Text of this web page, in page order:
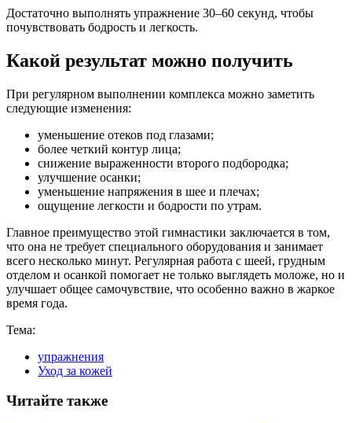
Достаточно выполнять упражнение 30–60 секунд, чтобы
почувствовать бодрость и легкость.
Какой результат можно получить
При регулярном выполнении комплекса можно заметить
следующие изменения:
уменьшение отеков под глазами;
более четкий контур лица;
снижение выраженности второго подбородка;
улучшение осанки;
уменьшение напряжения в шее и плечах;
ощущение легкости и бодрости по утрам.
Главное преимущество этой гимнастики заключается в том,
что она не требует специального оборудования и занимает
всего несколько минут. Регулярная работа с шеей, грудным
отделом и осанкой помогает не только выглядеть моложе, но и
улучшает общее самочувствие, что особенно важно в жаркое
время года.
Тема:
упражнения
Уход за кожей
Читайте также